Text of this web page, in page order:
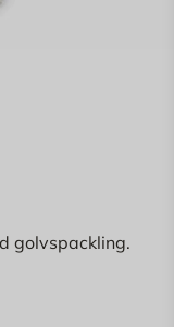
golvspackling.